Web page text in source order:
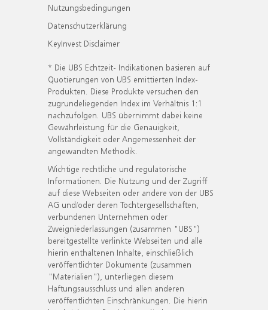
Nutzungsbedingungen
Datenschutzerklärung
KeyInvest Disclaimer
* Die UBS Echtzeit- Indikationen basieren auf
Quotierungen von UBS emittierten Index-
Produkten. Diese Produkte versuchen den
zugrundeliegenden Index im Verhältnis 1:1
nachzufolgen. UBS übernimmt dabei keine
Gewährleistung für die Genauigkeit,
Vollständigkeit oder Angemessenheit der
angewandten Methodik.
Wichtige rechtliche und regulatorische
Informationen. Die Nutzung und der Zugriff
auf diese Webseiten oder andere von der UBS
AG und/oder deren Tochtergesellschaften,
verbundenen Unternehmen oder
Zweigniederlassungen (zusammen "UBS")
bereitgestellte verlinkte Webseiten und alle
hierin enthaltenen Inhalte, einschließlich
veröffentlichter Dokumente (zusammen
"Materialien"), unterliegen diesem
Haftungsausschluss und allen anderen
veröffentlichten Einschränkungen. Die hierin